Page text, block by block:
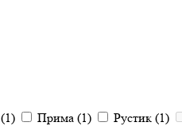
1) Прима (1) Рустик (1)